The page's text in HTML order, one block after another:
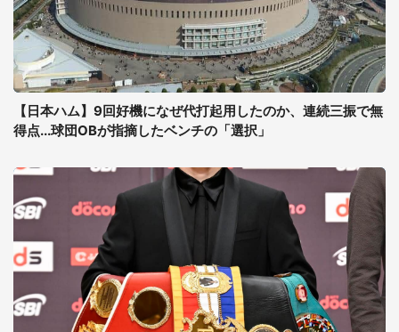
【日本ハム】9回好機になぜ代打起用したのか、連続三振で無
得点...球団OBが指摘したベンチの「選択」